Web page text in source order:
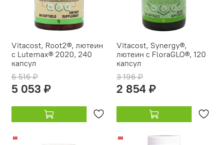
Vitacost, Root2®, лютеин
с Lutemax® 2020, 240
капсул
6 516 ₽
5 053 ₽
Vitacost, Synergy®,
лютеин с FloraGLO®, 120
капсул
3 196 ₽
2 854 ₽
-10% -20%